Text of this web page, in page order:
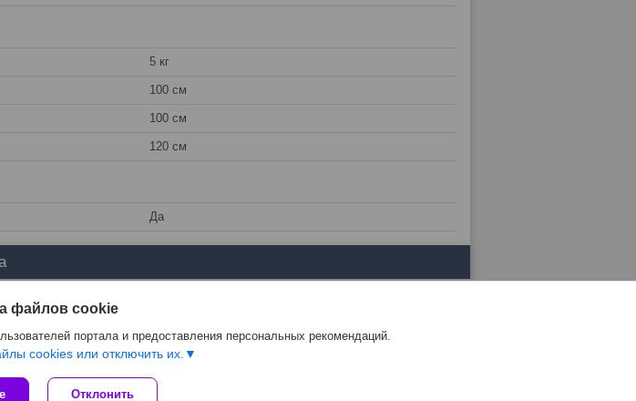
5 кг
100 см
100 см
120 см
Да
платформе Deal.by
файлов cookie
портала и предоставления персональных рекомендаций.
cookies или отключить их.
Отклонить